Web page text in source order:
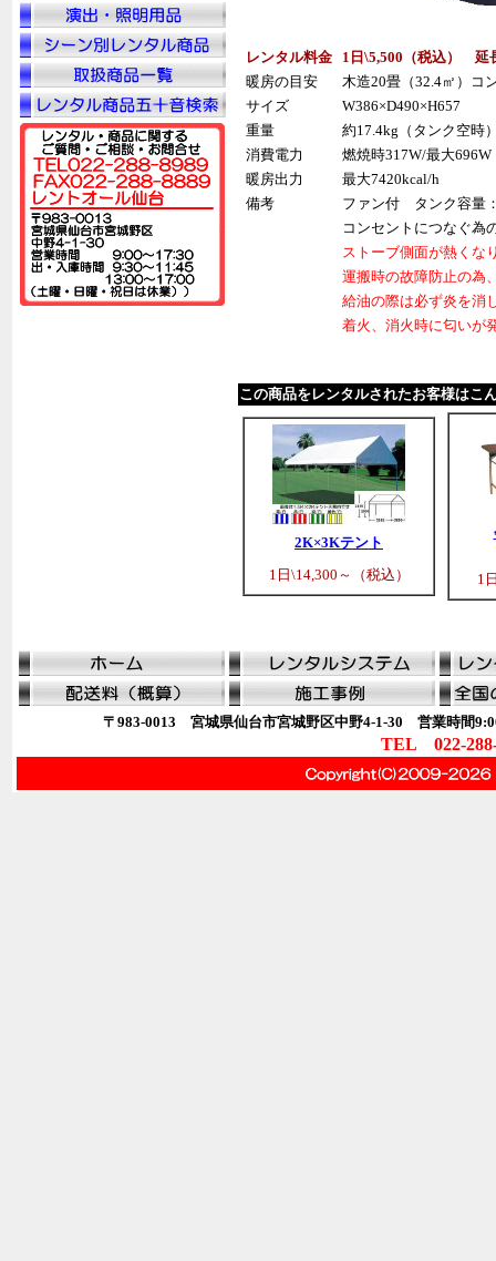
レンタル料金
1日\5,500（税込） 延
暖房の目安
木造20畳（32.4㎡）コ
サイズ
W386×D490×H657
重量
約17.4kg（タンク空時
消費電力
燃焼時317W/最大
暖房出力
最大7420kcal/h
備考
ファン付 タンク容量
コンセントにつなぐ為
ストーブ側面が熱くな
運搬時の故障防止の為
給油の際は必ず炎を消
着火、消火時に匂いが
この商品をレンタルされたお客様はこ
2K×3Kテント
1日\14,300～（税込）
1
〒983-0013 宮城県仙台市宮城野区中野4-1-30 営業時間
TEL 022-